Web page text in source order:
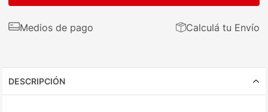
Medios de pago Calculá tu Envío
DESCRIPCIÓN